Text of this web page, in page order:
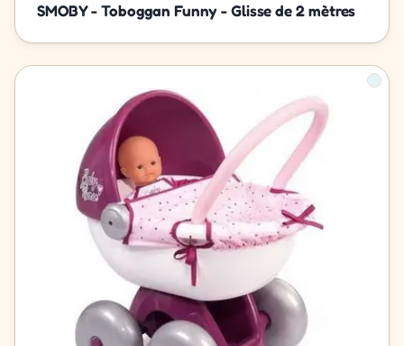
SMOBY - Toboggan Funny - Glisse de 2 mètres